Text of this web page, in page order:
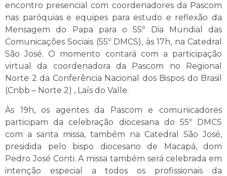
encontro presencial com coordenadores da Pascom
nas paróquias e equipes para estudo e reflexão da
Mensagem do Papa para o 55º Dia Mundial das
Comunicações Sociais (55º DMCS), às 17h, na Catedral
São José. O momento contará com a participação
virtual da coordenadora da Pascom no Regional
Norte 2 da Conferência Nacional dos Bispos do Brasil
(Cnbb – Norte 2) , Laís do Valle.
Às 19h, os agentes da Pascom e comunicadores
participam da celebração diocesana do 55º DMCS
com a santa missa, também na Catedral São José,
presidida pelo bispo diocesano de Macapá, dom
Pedro José Conti. A missa também será celebrada em
intenção especial a todos os profissionais da